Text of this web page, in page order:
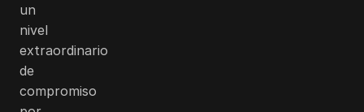
un
nivel
extraordinario
de
compromiso